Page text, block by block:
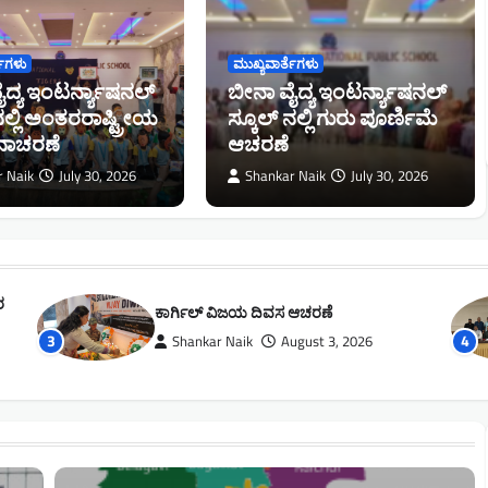
ಇಂಟರ್ನ್ಯಾಷನಲ್
ಅಂತರರಾಷ್ಟ್ರೀಯ
Naik July 30, 2026
ಮುಖ್ಯವಾರ್ತೆಗಳು
ಬೀನಾ ವೈದ್ಯ ಇಂಟರ್ನ್ಯಾಷನಲ್
ಸ್ಕೂಲ್ ನಲ್ಲಿ ಗುರು ಪೂರ್ಣಿಮೆ
ಆಚರಣೆ
Shankar Naik July 30, 2026
4
ರೋಟರಿ ಪದಗ್ರಹಣ ಸಮಾರಂಭ ಸಂಪನ್ನ
Shankar Naik July 30, 2026